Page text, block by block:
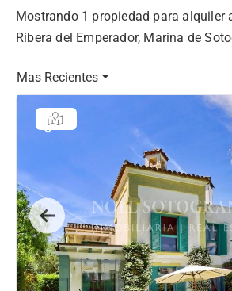
Mostrando 1 propiedad para alquiler
Ribera del Emperador, Marina de
Mas Recientes
Previous